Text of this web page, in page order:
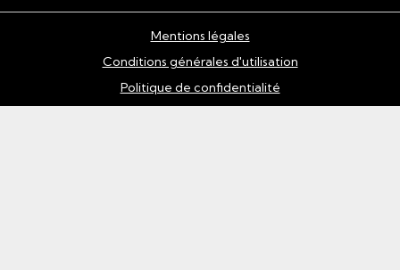
Mentions légales
Conditions générales d'utilisation
Politique de confidentialité